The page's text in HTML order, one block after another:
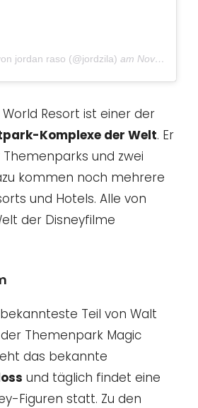
jordan raso (@jordzila) am Nov 21, 2018 um 3:58 PST
Resort ist einer der
Komplexe der Welt. Er
und zwei
kommen noch mehrere
und Hotels. Alle von
der Disneyfilme
Teil von Walt
Themenpark Magic
das bekannte
und täglich findet eine
Figuren statt. Zu den